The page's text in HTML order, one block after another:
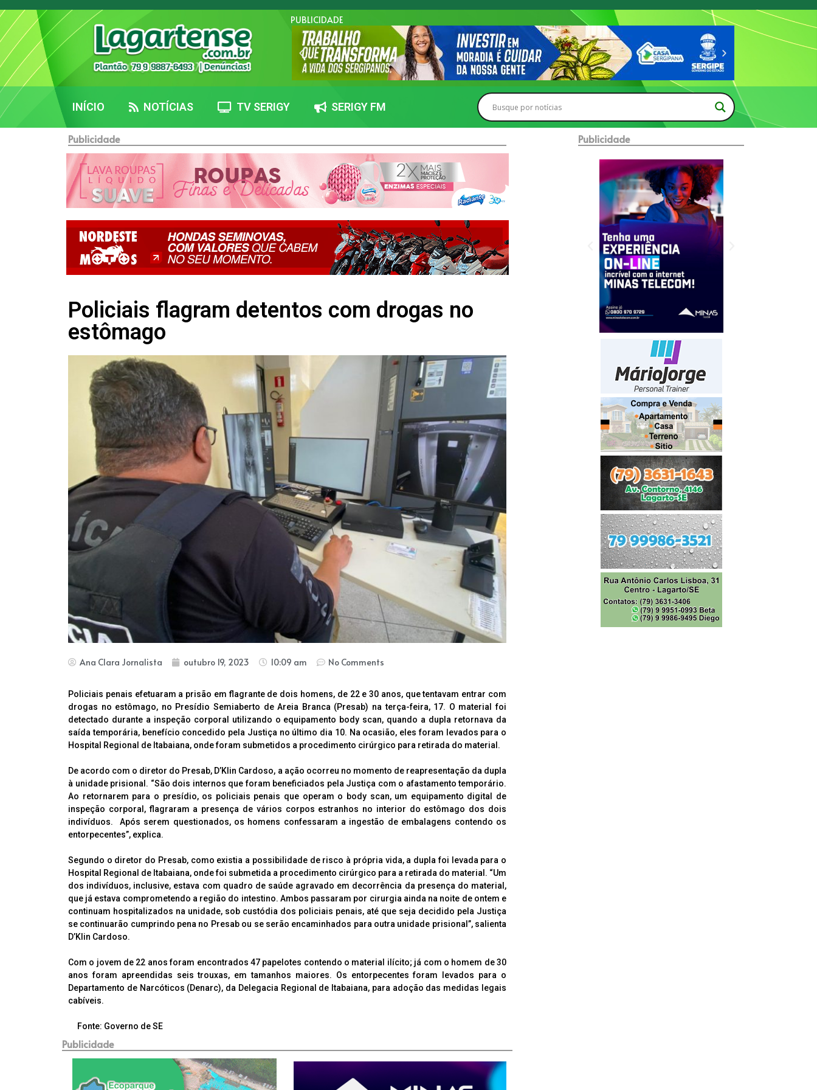
PUBLICIDADE
INÍCIO NOTÍCIAS TV SERIGY SERIGY FM
Publicidade
Policiais flagram detentos com drogas no
estômago
Ana Clara Jornalista outubro 19, 2023 10:09 am No Comments
Policiais penais efetuaram a prisão em flagrante de dois homens, de 22 e 30 anos, que tentavam entrar com
drogas no estômago, no Presídio Semiaberto de Areia Branca (Presab) na terça-feira, 17. O material foi
detectado durante a inspeção corporal utilizando o equipamento body scan, quando a dupla retornava da
saída temporária, benefício concedido pela Justiça no último dia 10. Na ocasião, eles foram levados para o
Hospital Regional de Itabaiana, onde foram submetidos a procedimento cirúrgico para retirada do material.
De acordo com o diretor do Presab, D’Klin Cardoso, a ação ocorreu no momento de reapresentação da dupla
à unidade prisional. “São dois internos que foram beneficiados pela Justiça com o afastamento temporário.
Ao retornarem para o presídio, os policiais penais que operam o body scan, um equipamento digital de
inspeção corporal, flagraram a presença de vários corpos estranhos no interior do estômago dos dois
indivíduos. Após serem questionados, os homens confessaram a ingestão de embalagens contendo os
entorpecentes”, explica.
Segundo o diretor do Presab, como existia a possibilidade de risco à própria vida, a dupla foi levada para o
Hospital Regional de Itabaiana, onde foi submetida a procedimento cirúrgico para a retirada do material. “Um
dos indivíduos, inclusive, estava com quadro de saúde agravado em decorrência da presença do material,
que já estava comprometendo a região do intestino. Ambos passaram por cirurgia ainda na noite de ontem e
continuam hospitalizados na unidade, sob custódia dos policiais penais, até que seja decidido pela Justiça
se continuarão cumprindo pena no Presab ou se serão encaminhados para outra unidade prisional”, salienta
D’Klin Cardoso.
Com o jovem de 22 anos foram encontrados 47 papelotes contendo o material ilícito; já com o homem de 30
anos foram apreendidas seis trouxas, em tamanhos maiores. Os entorpecentes foram levados para o
Departamento de Narcóticos (Denarc), da Delegacia Regional de Itabaiana, para adoção das medidas legais
cabíveis.
Fonte: Governo de SE
Publicidade
Publicidade